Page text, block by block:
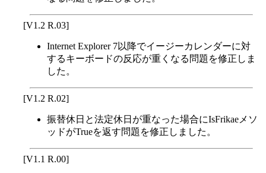
[V1.2 R.03]
Internet Explorer 7以降でイージーカレンダーに対
するキーボードの反応が重くなる問題を修正しま
した。
[V1.2 R.02]
振替休日と法定休日が重なった場合にIsFrikaeメソ
ッドがTrueを返す問題を修正しました。
[V1.1 R.00]